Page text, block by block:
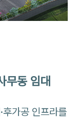
무동 임대
후가공 인프라를